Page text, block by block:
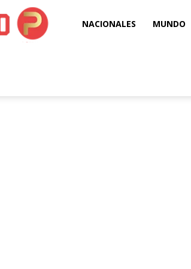
Puro NACIONALES MUNDO